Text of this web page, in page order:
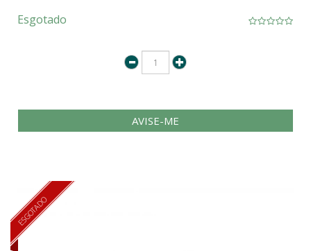
Esgotado
AVISE-ME
ESGOTADO